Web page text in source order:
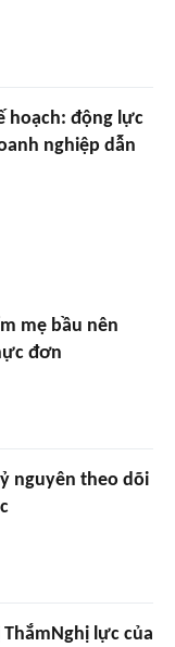
hoạch: động lực
nghiệp dẫn
mẹ bầu nên
đơn
nguyên theo dõi
lực của